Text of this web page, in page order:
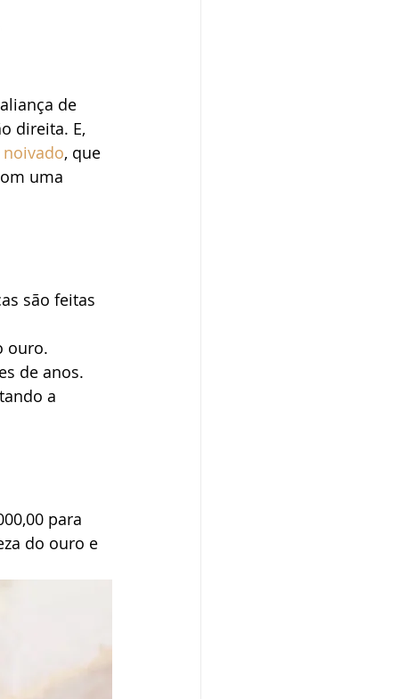
de
direita. E,
, que
uma
são feitas
ouro.
de anos.
a
para
do ouro e